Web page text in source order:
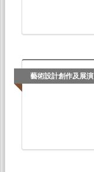
藝術設計創作及展演